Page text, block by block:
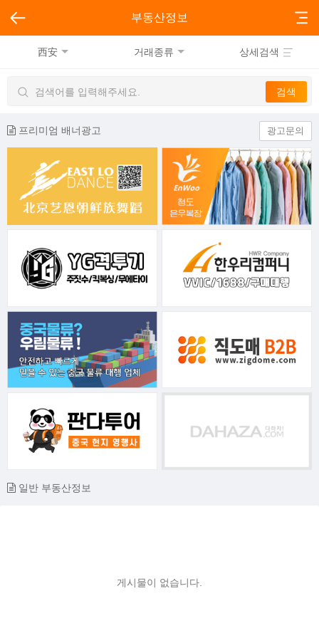
부동산정보
西安 거래종류 상세검색
프리미엄 배너광고 광고문의
일반 부동산정보
게시물이 없습니다.